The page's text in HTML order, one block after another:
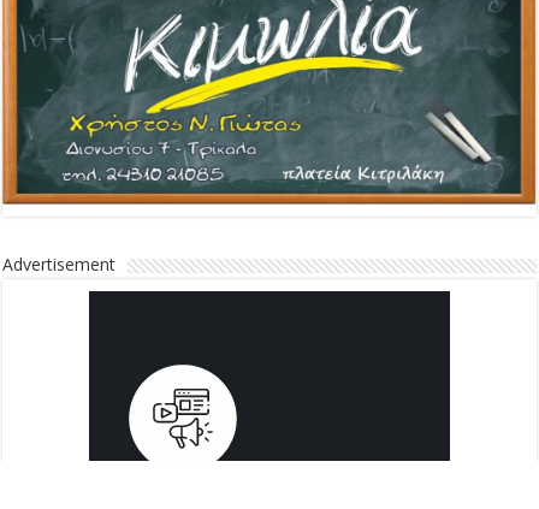
Advertisement